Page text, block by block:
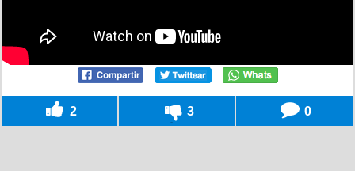
2 3 0